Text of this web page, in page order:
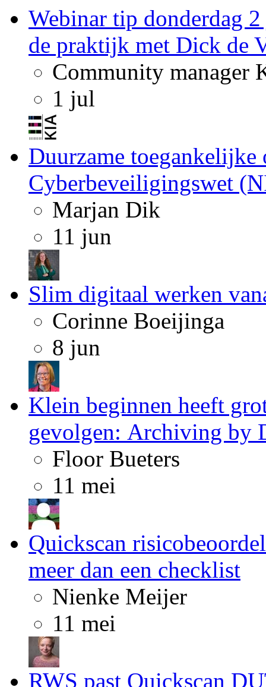
Webinar tip donderdag
de praktijk met Dick de
Community manager
1 jul
Duurzame
Cyberbeveiligingswet
Marjan Dik
11 jun
Slim digitaal werken
Corinne Boeijinga
8 jun
Klein beginnen heeft
gevolgen: Archiving by
Floor Bueters
11 mei
Quickscan
meer dan een checklist
Nienke Meijer
11 mei
RWS past Quickscan